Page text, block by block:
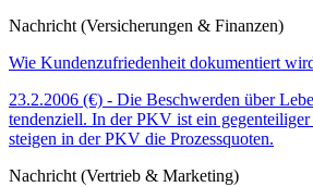
Nachricht (Versicherungen & Finanzen)
Wie Kundenzufriedenheit dokumentiert
23.2.2006 (€) - Die Beschwerden über
tendenziell. In der PKV ist ein
steigen in der PKV die Prozessquoten.
Nachricht (Vertrieb & Marketing)